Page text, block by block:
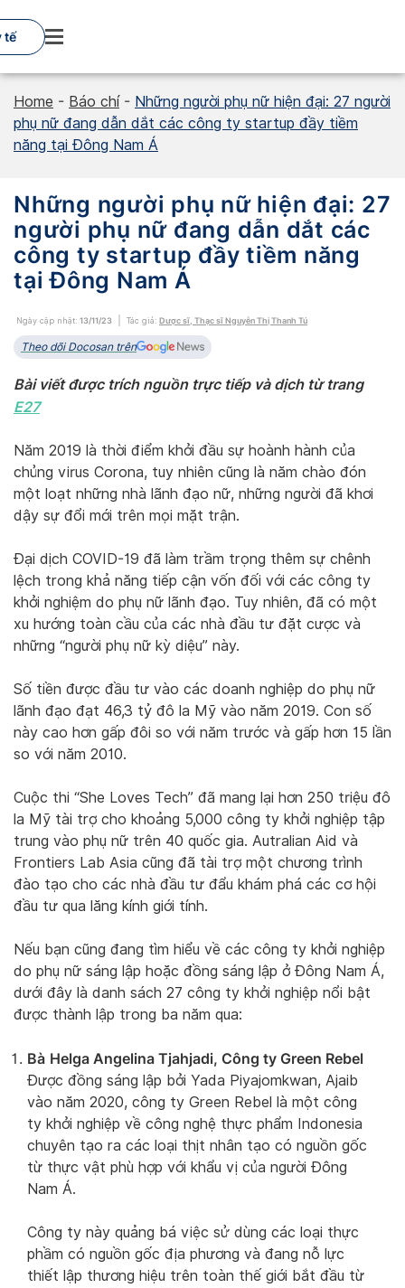
to
content
tế
Home - Báo chí- Những người phụ nữ hiện đại: 27 người
phụ nữ đang dẫn dắt các công ty startup đầy tiềm
năng tại Đông Nam Á
Những người phụ nữ hiện đại: 27
người phụ nữ đang dẫn dắt các
công ty startup đầy tiềm năng
tại Đông Nam Á
Ngày cập nhật: 13/11/23 Tác giả: Dược sĩ, Thạc sĩ Nguyễn Thị Thanh Tú
Theo dõi Docosan trên
Bài viết được trích nguồn trực tiếp và dịch từ trang
E27
Năm 2019 là thời điểm khởi đầu sự hoành hành của
chủng virus Corona, tuy nhiên cũng là năm chào đón
một loạt những nhà lãnh đạo nữ, những người đã khơi
dậy sự đổi mới trên mọi mặt trận.
Đại dịch COVID-19 đã làm trầm trọng thêm sự chênh
lệch trong khả năng tiếp cận vốn đối với các công ty
khởi nghiệm do phụ nữ lãnh đạo. Tuy nhiên, đã có một
xu hướng toàn cầu của các nhà đầu tư đặt cược và
những “người phụ nữ kỳ diệu” này.
Số tiền được đầu tư vào các doanh nghiệp do phụ nữ
lãnh đạo đạt 46,3 tỷ đô la Mỹ vào năm 2019. Con số
này cao hơn gấp đôi so với năm trước và gấp hơn 15 lần
so với năm 2010.
Cuộc thi “She Loves Tech” đã mang lại hơn 250 triệu đô
la Mỹ tài trợ cho khoảng 5,000 công ty khởi nghiệp tập
trung vào phụ nữ trên 40 quốc gia. Autralian Aid và
Frontiers Lab Asia cũng đã tài trợ một chương trình
đào tạo cho các nhà đầu tư đẩu khám phá các cơ hội
đầu tư qua lăng kính giới tính.
Nếu bạn cũng đang tìm hiểu về các công ty khởi nghiệp
do phụ nữ sáng lập hoặc đồng sáng lập ở Đông Nam Á,
dưới đây là danh sách 27 công ty khởi nghiệp nổi bật
được thành lập trong ba năm qua:
Bà Helga Angelina Tjahjadi, Công ty Green Rebel
Được đồng sáng lập bởi Yada Piyajomkwan, Ajaib
vào năm 2020, công ty Green Rebel là một công
ty khởi nghiệp về công nghệ thực phẩm Indonesia
chuyên tạo ra các loại thịt nhân tạo có nguồn gốc
từ thực vật phù hợp với khẩu vị của người Đông
Nam Á.
Công ty này quảng bá việc sử dùng các loại thực
phầm có nguồn gốc địa phương và đang nỗ lực
thiết lập thương hiệu trên toàn thế giới bắt đầu từ